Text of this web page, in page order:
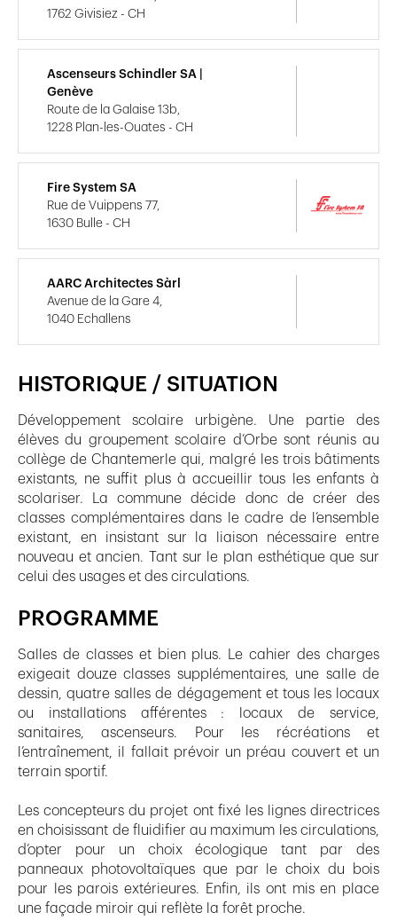
HISTORIQUE / SITUATION
Développement scolaire urbigène. Une partie des
élèves du groupement scolaire d’Orbe sont réunis au
collège de Chantemerle qui, malgré les trois bâtiments
existants, ne suffit plus à accueillir tous les enfants à
scolariser. La commune décide donc de créer des
classes complémentaires dans le cadre de l’ensemble
existant, en insistant sur la liaison nécessaire entre
nouveau et ancien. Tant sur le plan esthétique que sur
celui des usages et des circulations.
PROGRAMME
Salles de classes et bien plus. Le cahier des charges
exigeait douze classes supplémentaires, une salle de
dessin, quatre salles de dégagement et tous les locaux
ou installations afférentes : locaux de service,
sanitaires, ascenseurs. Pour les récréations et
l’entraînement, il fallait prévoir un préau couvert et un
terrain sportif.
Les concepteurs du projet ont fixé les lignes directrices
en choisissant de fluidifier au maximum les circulations,
d’opter pour un choix écologique tant par des
panneaux photovoltaïques que par le choix du bois
pour les parois extérieures. Enfin, ils ont mis en place
une façade miroir qui reflète la forêt proche.
1762 Givisiez - CH
Ascenseurs Schindler SA |
Genève
Route de la Galaise 13b,
1228 Plan-les-Ouates - CH
Fire System SA
Rue de Vuippens 77,
1630 Bulle - CH
AARC Architectes Sàrl
Avenue de la Gare 4,
1040 Echallens